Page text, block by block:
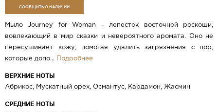
СООБЩИТЬ О НАЛИЧИИ
Мыло Journey for Woman – лепесток восточной роскоши,
вовлекающий в мир сказки и невероятного аромата. Оно не
пересушивает кожу, помогая удалить загрязнения с пор,
которые допо... Подробнее
ВЕРХНИЕ НОТЫ
Абрикос, Мускатный орех, Османтус, Кардамон, Жасмин
СРЕДНИЕ НОТЫ